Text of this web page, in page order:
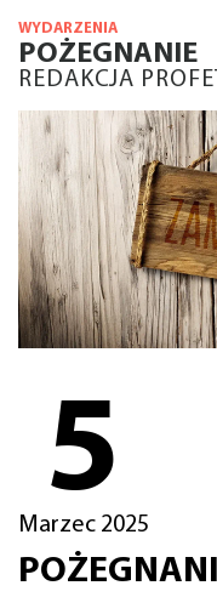
WYDARZENIA
POŻEGNANIE
REDAKCJA
5
Marzec 2025